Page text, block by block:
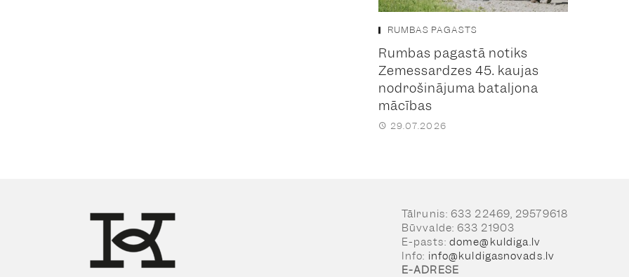
RUMBAS PAGASTS
Rumbas pagastā notiks
Zemessardzes 45. kaujas
nodrošinājuma bataljona
mācības
29.07.2026
Tālrunis: 633 22469, 29579618
Būvvalde: 633 21903
E-pasts: dome@kuldiga.lv
Info: info@kuldigasnovads.lv
E-ADRESE